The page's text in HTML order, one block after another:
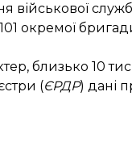
військової
101 окремої
близько 10
(ЄРДР) дані